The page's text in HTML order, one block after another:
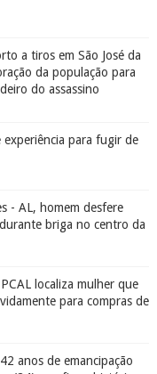
a tiros em São José da
da população para
do assassino
para fugir de
- AL, homem desfere
briga no centro da
localiza mulher que
para compras de
anos de emancipação